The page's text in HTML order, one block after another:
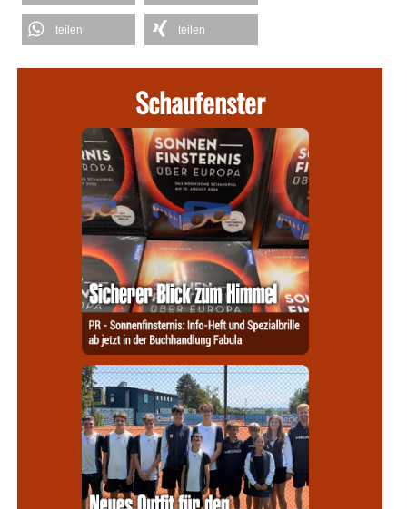
teilen teilen
Schaufenster